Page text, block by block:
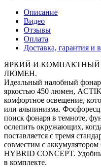
Описание
Видео
Отзывы
Оплата
Доставка, гарантия и
ЯРКИЙ И КОМПАКТНЫЙ
ЛЮМЕН.
Идеальный налобный
яркостью 450 люмен,
комфортное освещение,
или альпинизма.
поиск фонаря в темноте,
ослепить окружающих,
поставляется с тремя
совместим с
HYBRID CONCEPT.
в комплекте.